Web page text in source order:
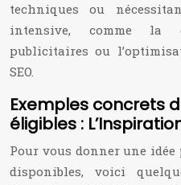
techniques ou
intensive, comme la
publicitaires ou
SEO.
Exemples concrets
éligibles :
Pour vous donner une
disponibles, voici